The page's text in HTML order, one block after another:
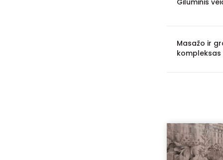
Giluminis
Masažo ir
kompleksas